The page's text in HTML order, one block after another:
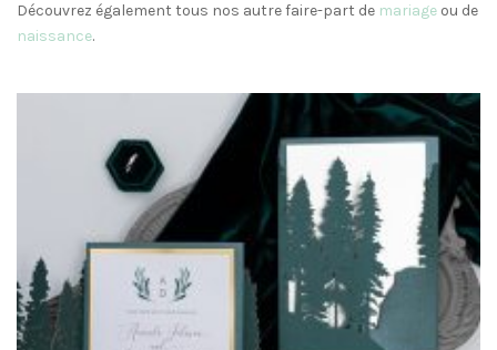
Découvrez également tous nos autre faire-part de mariage ou de
naissance.